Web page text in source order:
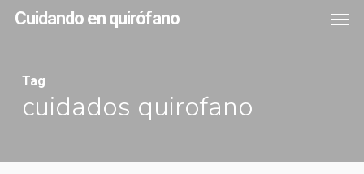
Skip
content
Cuidando en quirófano
Tag
cuidados quirofano